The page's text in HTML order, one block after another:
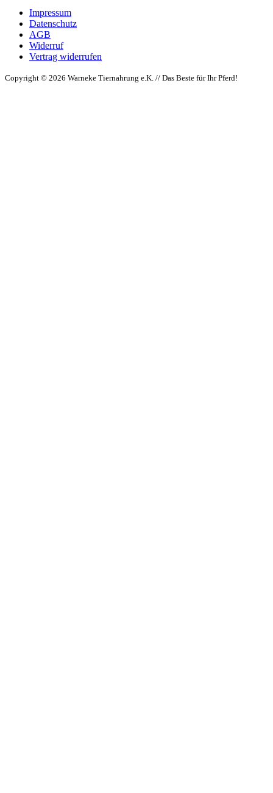
Impressum
Datenschutz
AGB
Widerruf
Vertrag widerrufen
Copyright © 2026 Warneke Tiernahrung e.K. // Das Beste für Ihr Pferd!